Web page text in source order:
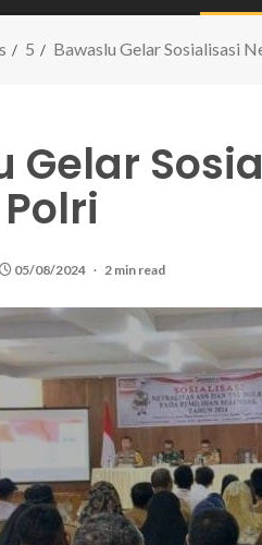
5 Bawaslu Gelar Sosialisasi
Gelar
05/08/2024 2 min read